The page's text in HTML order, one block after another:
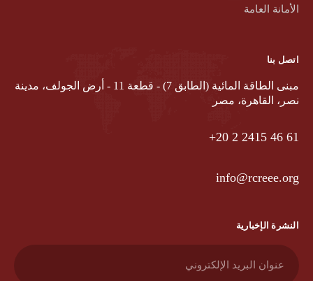
الأمانة العامة
اتصل بنا
مبنى الطاقة المائية (الطابق 7) - قطعة 11 - أرض الجولف، مدينة
نصر، القاهرة، مصر
‎ +20‎ 2‎ 2415‎ 46‎ 61
info@rcreee.org
النشرة الإخبارية